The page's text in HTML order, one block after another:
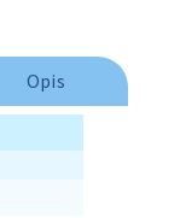
Opis